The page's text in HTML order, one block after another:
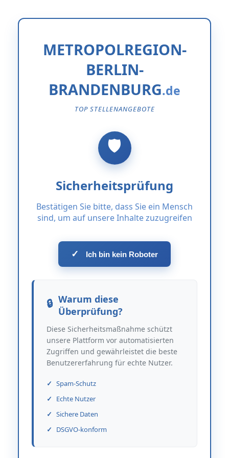
METROPOLREGION-
BERLIN-
BRANDENBURG
TOP STELLENANGEBOTE
Sicherheitsprüfung
Bestätigen Sie bitte, dass Sie ein Mensch
sind, um auf unsere Inhalte zuzugreifen
✓ Ich bin kein Roboter
Warum diese
Überprüfung?
Diese Sicherheitsmaßnahme schützt
unsere Plattform vor automatisierten
Zugriffen und gewährleistet die beste
Benutzererfahrung für echte Nutzer.
Spam-Schutz
Echte Nutzer
Sichere Daten
DSGVO-konform